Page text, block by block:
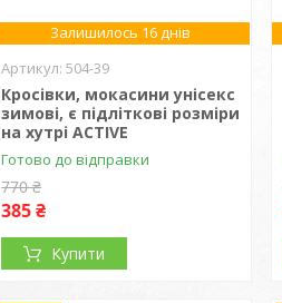
Залишилось 16 днів
504-39
Кросівки, мокасини унісекс
зимові, є підліткові розміри
на хутрі ACTIVE
Готово до відправки
770 ₴
385 ₴
Купити